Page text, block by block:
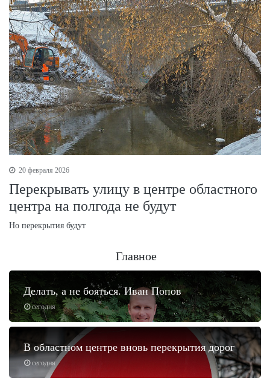
20 февраля 2026
Перекрывать улицу в центре областного
центра на полгода не будут
Но перекрытия будут
Главное
сегодня
Делать, а не бояться. Иван Попов
сегодня
В областном центре вновь перекрытия дорог